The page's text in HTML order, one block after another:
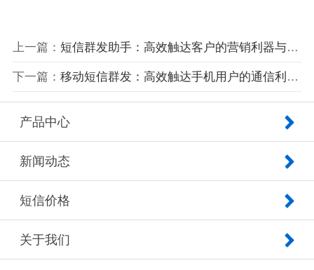
上一篇： 短信群发助手：高效触达客户的营销利器与实用工具指南
下一篇： 移动短信群发：高效触达手机用户的通信利器与实操指南
产品中心
新闻动态
短信价格
关于我们